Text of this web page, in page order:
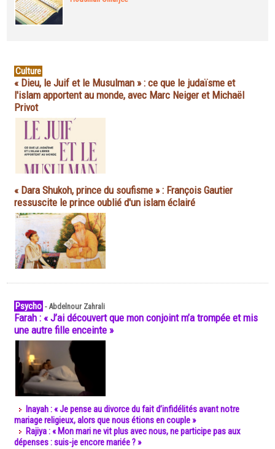
Culture
« Dieu, le Juif et le Musulman » : ce que le judaïsme et
l'islam apportent au monde, avec Marc Neiger et Michaël
Privot
« Dara Shukoh, prince du soufisme » : François Gautier
ressuscite le prince oublié d'un islam éclairé
Psycho -Abdelnour Zahrali
Farah : « J’ai découvert que mon conjoint m’a trompée et mis
une autre fille enceinte »
Inayah : « Je pense au divorce du fait d’infidélités avant notre
mariage religieux, alors que nous étions en couple »
Rajiya : « Mon mari ne vit plus avec nous, ne participe pas aux
dépenses : suis-je encore mariée ? »